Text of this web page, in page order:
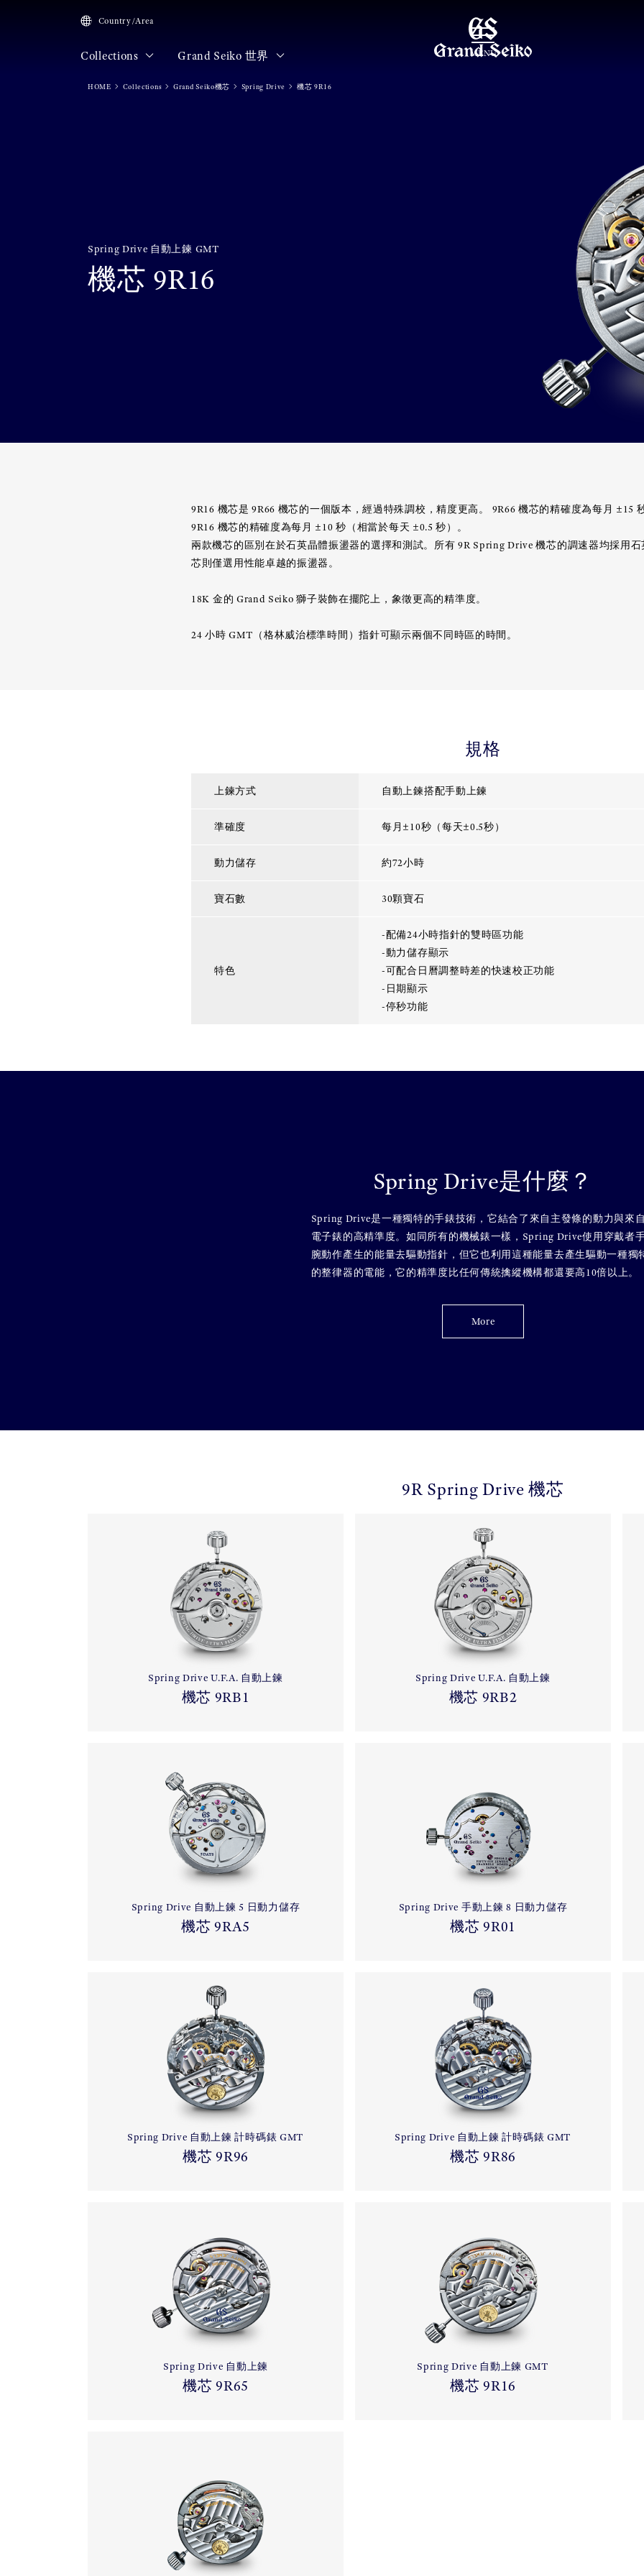
MENU
Country/Area
Collections Grand Seiko 世界
HOME Collections Grand Seiko機芯 Spring Drive 機芯 9R16
Spring Drive 自動上鍊 GMT
機芯 9R16
9R16 機芯是 9R66 機芯的一個版本，經過特殊調校，精度更高。 9R66 機芯的精確度為每月 ±15
9R16 機芯的精確度為每月 ±10 秒（相當於每天 ±0.5 秒）。
兩款機芯的區別在於石英晶體振盪器的選擇和測試。所有 9R Spring Drive 機芯的調速器均採用
芯則僅選用性能卓越的振盪器。
18K 金的 Grand Seiko 獅子裝飾在擺陀上，象徵更高的精準度。
24 小時 GMT（格林威治標準時間）指針可顯示兩個不同時區的時間。
規格
上鍊方式 自動上鍊搭配手動上鍊
準確度 每月±10秒（每天±0.5秒）
動力儲存 約72小時
寶石數 30顆寶石
特色
-配備24小時指針的雙時區功能
-動力儲存顯示
-可配合日曆調整時差的快速校正功能
-日期顯示
-停秒功能
Spring Drive是什麼？
Spring Drive是一種獨特的手錶技術，它結合了來自主發條的動力與來自
電子錶的高精準度。如同所有的機械錶一樣，Spring Drive使用穿戴者
腕動作產生的能量去驅動指針，但它也利用這種能量去產生驅動一種獨
的整律器的電能，它的精準度比任何傳統擒縱機構都還要高10倍以上。
More
9R Spring Drive 機芯
Spring Drive U.F.A. 自動上鍊
機芯 9RB1
Spring Drive U.F.A. 自動上鍊
機芯 9RB2
Spring Drive 自動上鍊 5 日動力儲存
機芯 9RA5
Spring Drive 手動上鍊 8 日動力儲存
機芯 9R01
Spring Drive 自動上鍊 計時碼錶 GMT
機芯 9R96
Spring Drive 自動上鍊 計時碼錶 GMT
機芯 9R86
Spring Drive 自動上鍊
機芯 9R65
Spring Drive 自動上鍊 GMT
機芯 9R16